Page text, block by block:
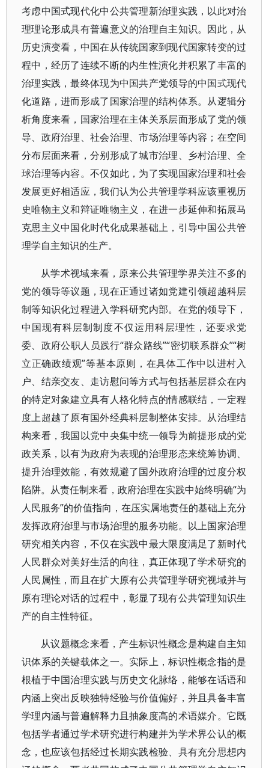
考虑中国式现代化中公共管理新治理实践，以此对治
理理论形成具有普遍意义的治理自主知识。因此，从
历史演变看，中国在从传统国家到现代国家转变的过
程中，经历了连续不断的内生性演化并积累了丰富的
治理实践，最终体现为中国共产党领导的中国式现代
化道路，进而形成了国家治理的结构体系。从逻辑分
析角度来看，国家治理在主体关系层面形成了党的领
导、政府治理、社会治理、市场治理等内容；在空间
分布层面来看，分别形成了城市治理、乡村治理、全
球治理等内容。不仅如此，为了实现国家治理和社会
发展更好相适应，我们认为公共管理学科应该重视历
史唯物主义和辩证唯物主义，在进一步延伸和拓展马
克思主义中国化时代化成果基础上，引导中国公共管
理学自主知识的生产。
从学术视域来看，原来公共管理学界关注不多的
党的领导等议题，现在正通过诸如党建引领超越科层
制等知识化过程进入学科研究内部。在党的领导下，
中国现有科层制制度不仅运用科层理性，还要求党
委、政府公职人员践行“群众路线”“密切联系群众”“树
立正确政绩观”等基本原则，在具体工作中以进村入
户、结亲交友、走访慰问等方式与包括基层群众在内
的特定对象建立具有人格化特点的情感联结，一定程
度上超越了原有国外经典科层制整体安排。从治理结
构来看，我国以党中央集中统一领导为前提形成的党
政关系，以有为政府为表现的治理形态来统筹协调、
提升治理效能，有效规避了国外政府治理的过度分权
陷阱。从责任制来看，政府治理在实践中始终明确“为
人民服务”的价值指向，在压实属地责任的基础上充分
发挥政府治理与市场治理的服务功能。以上国家治理
研究相关内容，不仅在实践中最大限度满足了新时代
人民群众对美好生活的向往，真正体现了学术研究的
人民属性，而且在扩大原有公共管理学研究视域并与
原有理论对话的过程中，彰显了现有公共管理知识生
产的自主性特征。
从议题概念来看，产生标识性概念是构建自主知
识体系的关键载体之一。实际上，标识性概念指的是
根植于中国治理实践与历史文化脉络，能够在话语和
内涵上突出反映独特经验与价值偏好，并且具备丰富
学理内涵与普遍解释力且抽象度高的术语媒介。它既
包括学者通过学术研究进行构建并为学术界公认的概
念，也应该包括经过长期实践检验、具有充分思想内